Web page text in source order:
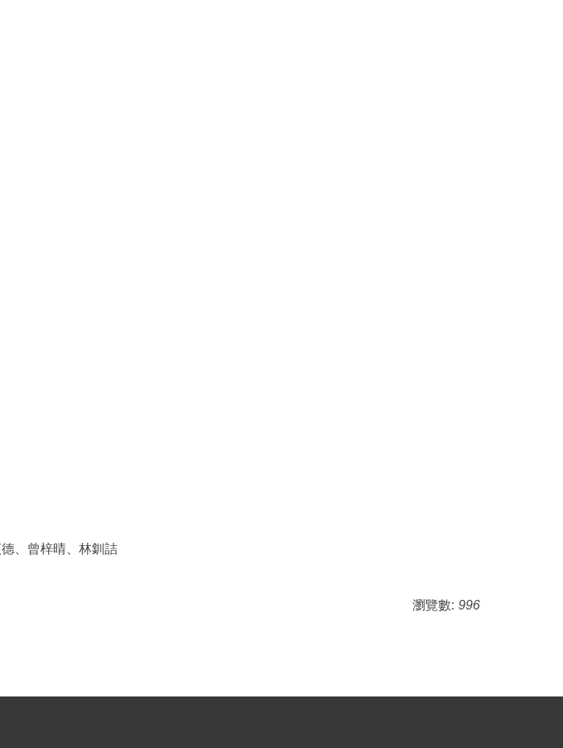
、曾梓晴、林釧詰
瀏覽數: 996